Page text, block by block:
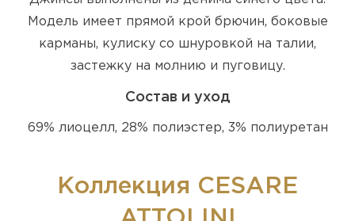
Модель имеет прямой крой брючин, боковые
карманы, кулиску со шнуровкой на талии,
застежку на молнию и пуговицу.
Состав и уход
69% лиоцелл, 28% полиэстер, 3% полиуретан
Коллекция CESARE